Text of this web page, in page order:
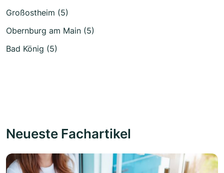
Großostheim (5)
Obernburg am Main (5)
Bad König (5)
Neueste Fachartikel